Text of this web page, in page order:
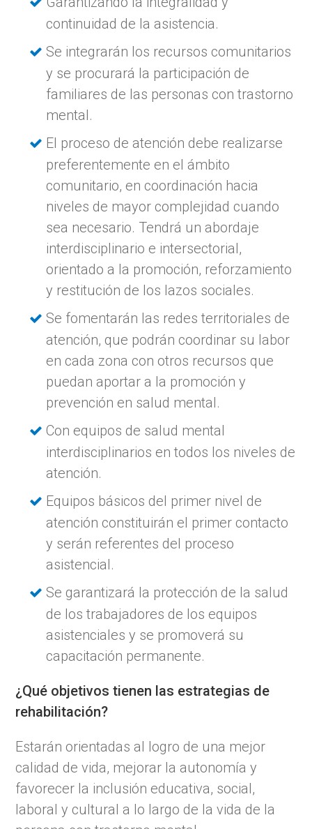
continuidad de la asistencia.
Se integrarán los recursos comunitarios
y se procurará la participación de
familiares de las personas con trastorno
mental.
El proceso de atención debe realizarse
preferentemente en el ámbito
comunitario, en coordinación hacia
niveles de mayor complejidad cuando
sea necesario. Tendrá un abordaje
interdisciplinario e intersectorial,
orientado a la promoción, reforzamiento
y restitución de los lazos sociales.
Se fomentarán las redes territoriales de
atención, que podrán coordinar su labor
en cada zona con otros recursos que
puedan aportar a la promoción y
prevención en salud mental.
Con equipos de salud mental
interdisciplinarios en todos los niveles de
atención.
Equipos básicos del primer nivel de
atención constituirán el primer contacto
y serán referentes del proceso
asistencial.
Se garantizará la protección de la salud
de los trabajadores de los equipos
asistenciales y se promoverá su
capacitación permanente.
¿Qué objetivos tienen las estrategias de
rehabilitación?
Estarán orientadas al logro de una mejor
calidad de vida, mejorar la autonomía y
favorecer la inclusión educativa, social,
laboral y cultural a lo largo de la vida de la